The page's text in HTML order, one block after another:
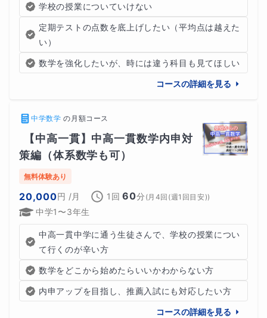
学校の授業についていけない
定期テストの点数を底上げしたい（平均点は越えた
い）
数学を強化したいが、時には違う科目も見てほしい
コースの詳細を見る
中学数学 の 月額コース
【中高一貫】中高一貫数学内申対
策編（体系数学も可）
無料体験あり
20,000円 /月 1回 60分 (月4回(週1回目安))
中学1〜3年生
中高一貫中学に通う生徒さんで、学校の授業につい
て行くのが辛い方
数学をどこから始めたらいいかわからない方
内申アップを目指し、推薦入試にも対応したい方
コースの詳細を見る